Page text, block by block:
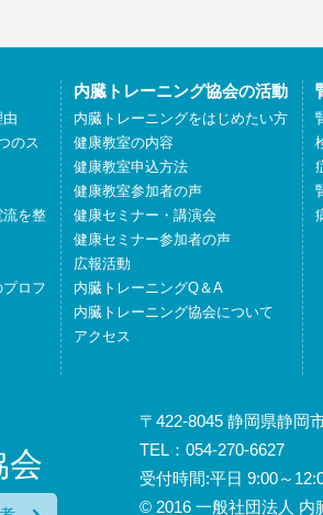
のス
流を整
ロフ
内臓トレーニング協会の活動
内臓トレーニングをはじめたい方
健康教室の内容
健康教室申込方法
健康教室参加者の声
健康セミナー・講演会
健康セミナー参加者の声
広報活動
内臓トレーニングQ＆A
内臓トレーニング協会について
アクセス
会
〒422-8045 静岡県静岡
TEL：054-270-6627
受付時間:平日 9:00～
© 2016 一般社団法人 内